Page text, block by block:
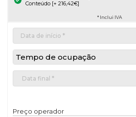
Conteúdo [+ 216,42€]
* Inclui IVA
Tempo de ocupação
Preço operador